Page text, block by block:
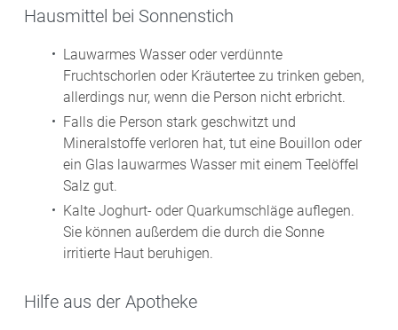
Hausmittel bei Sonnenstich
Lauwarmes Wasser oder verdünnte
Fruchtschorlen oder Kräutertee zu trinken geben,
allerdings nur, wenn die Person nicht erbricht.
Falls die Person stark geschwitzt und
Mineralstoffe verloren hat, tut eine Bouillon oder
ein Glas lauwarmes Wasser mit einem Teelöffel
Salz gut.
Kalte Joghurt- oder Quarkumschläge auflegen.
Sie können außerdem die durch die Sonne
irritierte Haut beruhigen.
Hilfe aus der Apotheke